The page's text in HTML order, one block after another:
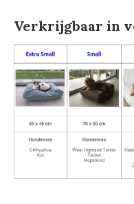
Verkrijgbaar in